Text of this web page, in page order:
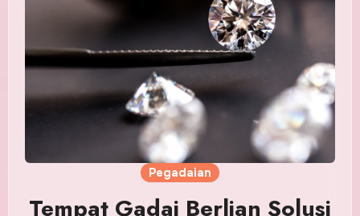
Pegadaian
Tempat Gadai Berlian Solusi